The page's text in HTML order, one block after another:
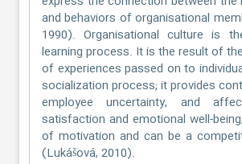
and behaviors of organisational
1990). Organisational culture is
learning process. It is the result of
of experiences passed on to
socialization process; it provides
employee uncertainty, and
satisfaction and emotional well-
of motivation and can be a
(Lukášová, 2010).